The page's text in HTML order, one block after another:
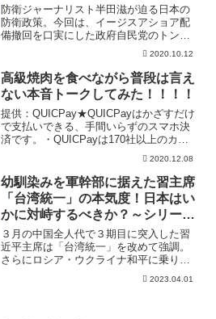
防衛ジャーナリスト半田滋が迫る日本の
防衛政策。今回は、イージスアショア配
備撤回を口実にした政府自民党のトンチ
キな焼け太り大作戦。国会での論戦のな
画に組み込まれそうです。騙されてはい
けない。「市街地へのブ...
2020.10.12
高級焼肉を食べながら普段は言え
ない本音トークしてみた！！！！
提供：QUICPay★QUICPayはかざすだけ
で支払いできる、手間いらずのスマホ決
済です。・QUICPayは170社以上のカー
ド会社に対応！⇒・全国121万カ所以上で
使える！⇒・お得なキャンペーン実施中
♪⇒撮影協力：焼肉 The INNO...
2020.12.08
幼馴染みを軍幹部に据えた習主席
「台湾統一」の本気度！日本はい
かに対峙するべきか？～シリーズ
「中国は今」（ゲスト：相馬勝
氏）【ザ・ファクト】
３月の中国全人代で３期目に突入した習
近平主席は「台湾統一」を改めて強調。
さらにロシア・ウクライナ和平に乗り出
し、イラン・サウジの国交正常化にも介
入しているが、「大国外交」を始めた習
2023.04.01